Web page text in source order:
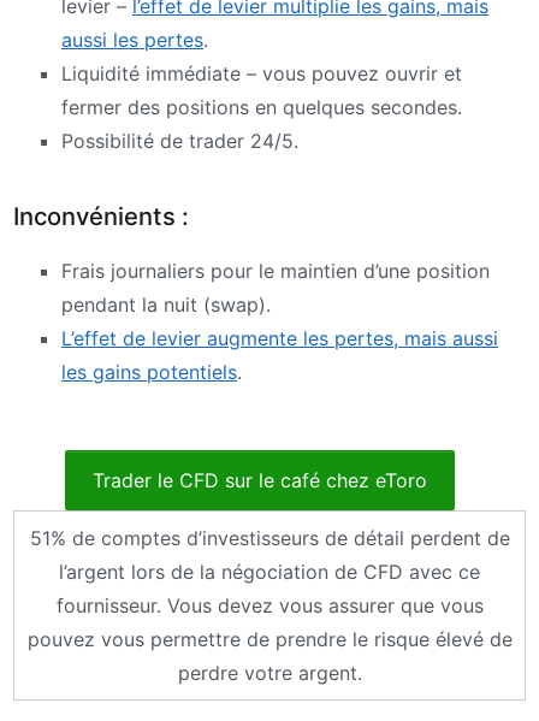
levier – l’effet de levier multiplie les gains, mais
aussi les pertes.
Liquidité immédiate – vous pouvez ouvrir et
fermer des positions en quelques secondes.
Possibilité de trader 24/5.
Inconvénients :
Frais journaliers pour le maintien d’une position
pendant la nuit (swap).
L’effet de levier augmente les pertes, mais aussi
les gains potentiels.
Trader le CFD sur le café chez eToro
51% de comptes d’investisseurs de détail perdent de
l’argent lors de la négociation de CFD avec ce
fournisseur. Vous devez vous assurer que vous
pouvez vous permettre de prendre le risque élevé de
perdre votre argent.